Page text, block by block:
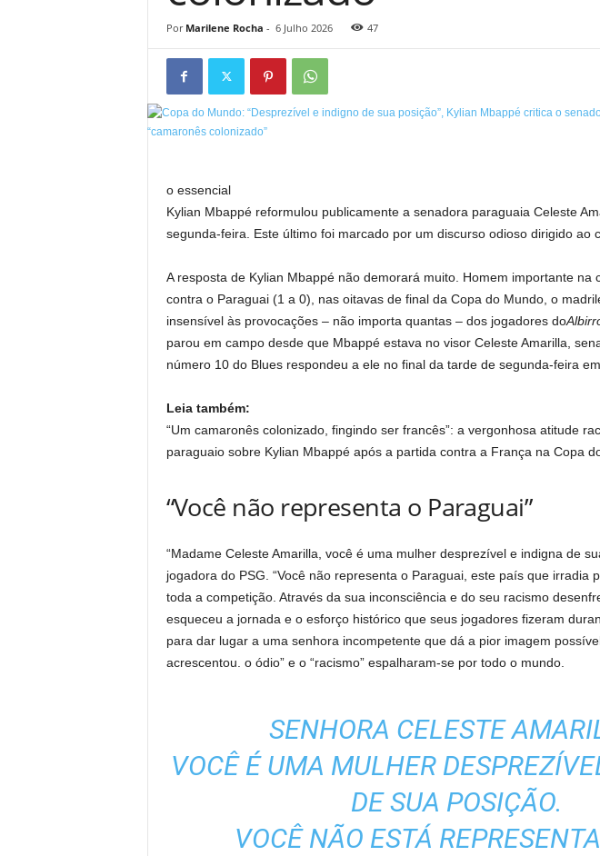
Por Marilene Rocha - 6 Julho 2026 47
o essencial
Kylian Mbappé reformulou publicamente a senadora paraguaia Celeste
segunda-feira. Este último foi marcado por um discurso odioso dirigido ao
A resposta de Kylian Mbappé não demorará muito. Homem importante na
contra o Paraguai (1 a 0), nas oitavas de final da Copa do Mundo, o
insensível às provocações – não importa quantas – dos jogadores do
parou em campo desde que Mbappé estava no visor Celeste Amarilla,
número 10 do Blues respondeu a ele no final da tarde de segunda-feira
Leia também:
“Um camaronês colonizado, fingindo ser francês”: a vergonhosa atitude
paraguaio sobre Kylian Mbappé após a partida contra a França na Copa
“Você não representa o Paraguai”
“Madame Celeste Amarilla, você é uma mulher desprezível e indigna de
jogadora do PSG. “Você não representa o Paraguai, este país que irradia
toda a competição. Através da sua inconsciência e do seu racismo
esqueceu a jornada e o esforço histórico que seus jogadores fizeram
para dar lugar a uma senhora incompetente que dá a pior imagem
acrescentou. o ódio” e o “racismo” espalharam-se por todo o mundo.
SENHORA CELESTE
VOCÊ É UMA MULHER
DE SUA POSIÇÃO.
VOCÊ NÃO ESTÁ